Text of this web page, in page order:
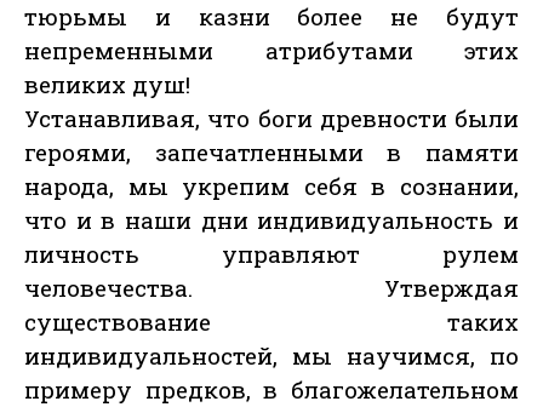
тюрьмы и казни более не будут
непременными атрибутами этих
великих душ!
Устанавливая, что боги древности были
героями, запечатленными в памяти
народа, мы укрепим себя в сознании,
что и в наши дни индивидуальность и
личность управляют рулем
человечества. Утверждая
существование таких
индивидуальностей, мы научимся, по
примеру предков, в благожелательном